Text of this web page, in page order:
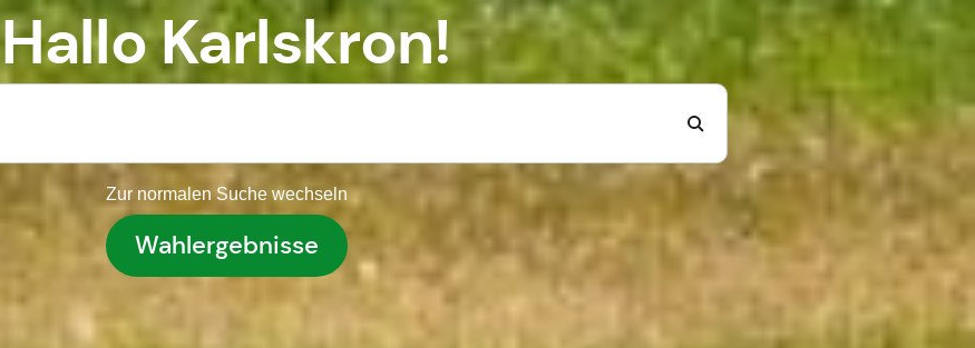
Hallo Karlskron!
Zur normalen Suche wechseln
Wahlergebnisse